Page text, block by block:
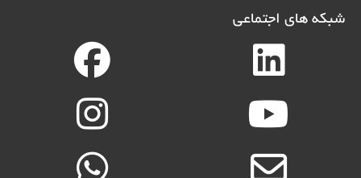
شبکه های اجتماعی